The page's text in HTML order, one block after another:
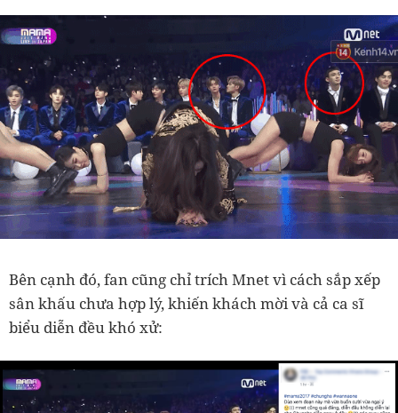
Bên cạnh đó, fan cũng chỉ trích Mnet vì cách sắp xếp
sân khấu chưa hợp lý, khiến khách mời và cả ca sĩ
biểu diễn đều khó xử: